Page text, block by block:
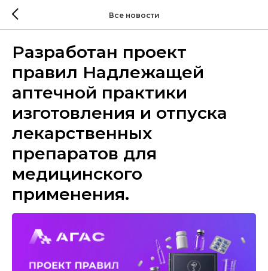
Все новости
Разработан проект
правил Надлежащей
аптечной практики
изготовления и отпуска
лекарственных
препаратов для
медицинского
применения.